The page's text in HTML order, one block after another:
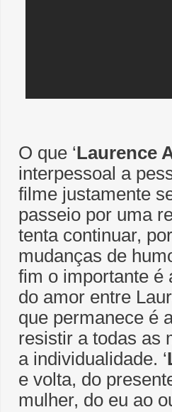
O que ‘Laurence
interpessoal a
filme justamente
passeio por uma
tenta continuar,
mudanças de
fim o importante é
do amor entre
que permanece é
resistir a todas as
a individualidade. ‘
e volta, do
mulher, do eu ao